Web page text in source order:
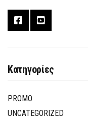
Κατηγορίες
PROMO
UNCATEGORIZED